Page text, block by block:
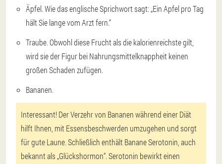
Äpfel. Wie das englische Sprichwort sagt: „Ein Apfel pro Tag
hält Sie lange vom Arzt fern.“
Traube. Obwohl diese Frucht als die kalorienreichste gilt,
wird sie der Figur bei Nahrungsmittelknappheit keinen
großen Schaden zufügen.
Bananen.
Interessant! Der Verzehr von Bananen während einer Diät
hilft Ihnen, mit Essensbeschwerden umzugehen und sorgt
für gute Laune. Schließlich enthält Banane Serotonin, auch
bekannt als „Glückshormon“. Serotonin bewirkt einen